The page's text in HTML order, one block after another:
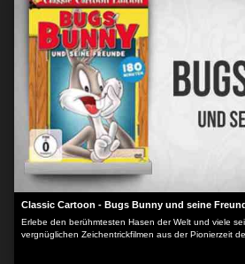
Classic Cartoon - Bugs Bunny und seine
Erlebe den berühmtesten Hasen der Welt und viele
vergnüglichen Zeichentrickfilmen aus der Pionierzeit